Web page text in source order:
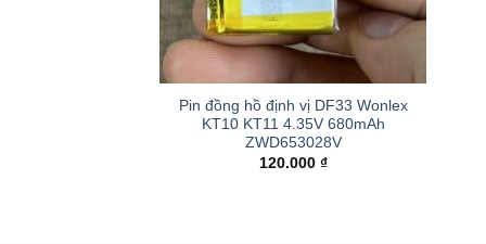
Pin đồng hồ định vị DF33 Wonlex
KT10 KT11 4.35V 680mAh
ZWD653028V
120.000 ₫